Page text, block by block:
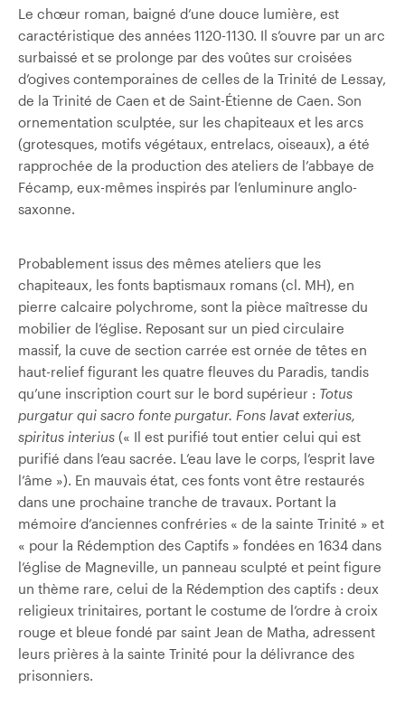
Le chœur roman, baigné d’une douce lumière, est
caractéristique des années 1120-1130. Il s’ouvre par un arc
surbaissé et se prolonge par des voûtes sur croisées
d’ogives contemporaines de celles de la Trinité de Lessay,
de la Trinité de Caen et de Saint-Étienne de Caen. Son
ornementation sculptée, sur les chapiteaux et les arcs
(grotesques, motifs végétaux, entrelacs, oiseaux), a été
rapprochée de la production des ateliers de l’abbaye de
Fécamp, eux-mêmes inspirés par l’enluminure anglo-
saxonne.
Probablement issus des mêmes ateliers que les
chapiteaux, les fonts baptismaux romans (cl. MH), en
pierre calcaire polychrome, sont la pièce maîtresse du
mobilier de l’église. Reposant sur un pied circulaire
massif, la cuve de section carrée est ornée de têtes en
haut-relief figurant les quatre fleuves du Paradis, tandis
qu’une inscription court sur le bord supérieur : Totus
purgatur qui sacro fonte purgatur. Fons lavat exterius,
spiritus interius (« Il est purifié tout entier celui qui est
purifié dans l’eau sacrée. L’eau lave le corps, l’esprit lave
l’âme »). En mauvais état, ces fonts vont être restaurés
dans une prochaine tranche de travaux. Portant la
mémoire d’anciennes confréries « de la sainte Trinité » et
« pour la Rédemption des Captifs » fondées en 1634 dans
l’église de Magneville, un panneau sculpté et peint figure
un thème rare, celui de la Rédemption des captifs : deux
religieux trinitaires, portant le costume de l’ordre à croix
rouge et bleue fondé par saint Jean de Matha, adressent
leurs prières à la sainte Trinité pour la délivrance des
prisonniers.